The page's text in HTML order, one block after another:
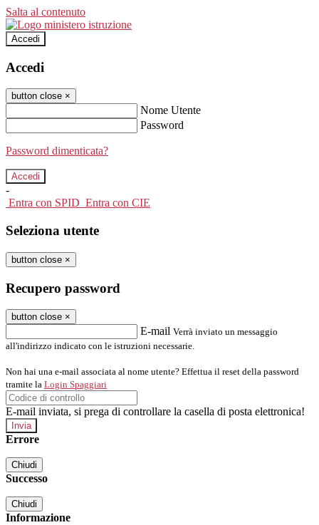
Salta al contenuto
Accedi
Accedi
button close ×
Nome Utente
Password
Password dimenticata?
-
Entra con SPID Entra con CIE
Seleziona utente
button close ×
Recupero password
button close ×
E-mail Verrà inviato un messaggio
all'indirizzo indicato con le istruzioni necessarie.
Non hai una e-mail associata al nome utente? Effettua il reset della password
tramite la Login Spaggiari
E-mail inviata, si prega di controllare la casella di posta elettronica!
Errore
Chiudi
Successo
Chiudi
Informazione